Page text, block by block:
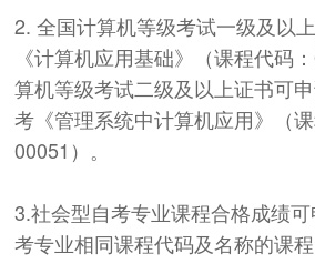
2. 全国计算机等级考试一级及以
《计算机应用基础》（课程代码
算机等级考试二级及以上证书可
考 《管理系统中计算机应用》（
00051）。
3.社会型自考专业课程合格成绩
考专业相同课程代码及名称的课程